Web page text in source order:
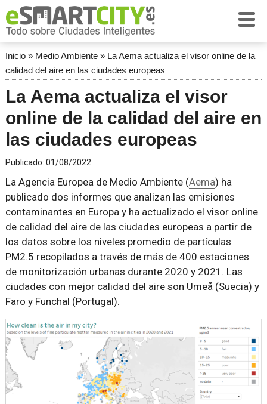
Inicio» Medio Ambiente» La Aema actualiza el visor online de la
calidad del aire en las ciudades europeas
La Aema actualiza el visor
online de la calidad del aire en
las ciudades europeas
Publicado: 01/08/2022
La Agencia Europea de Medio Ambiente (Aema) ha
publicado dos informes que analizan las emisiones
contaminantes en Europa y ha actualizado el visor online
de calidad del aire de las ciudades europeas a partir de
los datos sobre los niveles promedio de partículas
PM2.5 recopilados a través de más de 400 estaciones
de monitorización urbanas durante 2020 y 2021. Las
ciudades con mejor calidad del aire son Umeå (Suecia) y
Faro y Funchal (Portugal).